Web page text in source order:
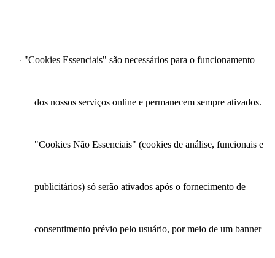
· "Cookies Essenciais" são necessários para o funcionamento
dos nossos serviços online e permanecem sempre ativados.
"Cookies Não Essenciais" (cookies de análise, funcionais e
publicitários) só serão ativados após o fornecimento de
consentimento prévio pelo usuário, por meio de um banner